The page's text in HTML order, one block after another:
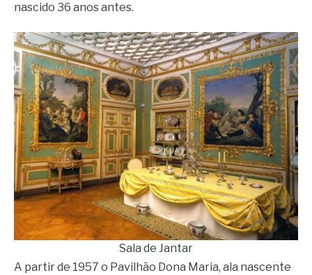
nascido 36 anos antes.
Sala de Jantar
A partir de 1957 o Pavilhão Dona Maria, ala nascente